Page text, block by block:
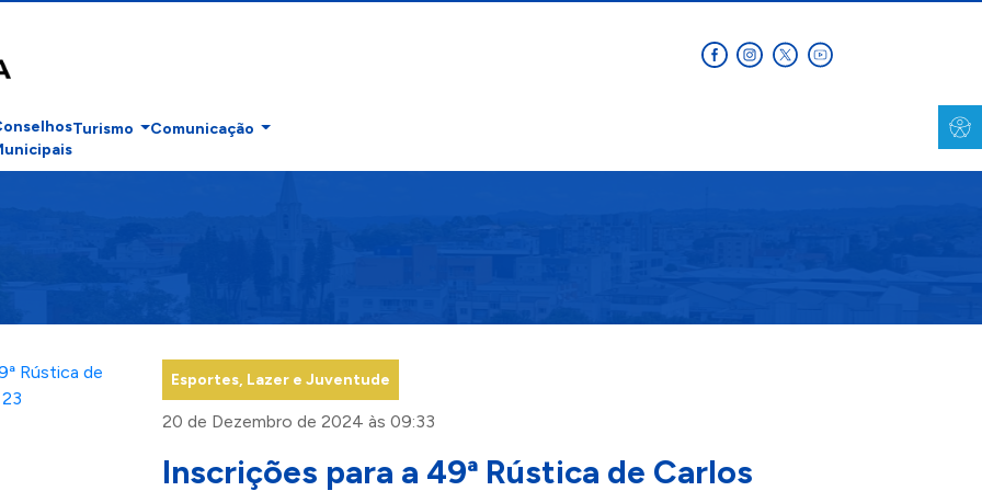
Turismo Comunicação
Esportes, Lazer e Juventude
20 de Dezembro de 2024 às 09:33
Inscrições para a 49ª Rústica de Carlos